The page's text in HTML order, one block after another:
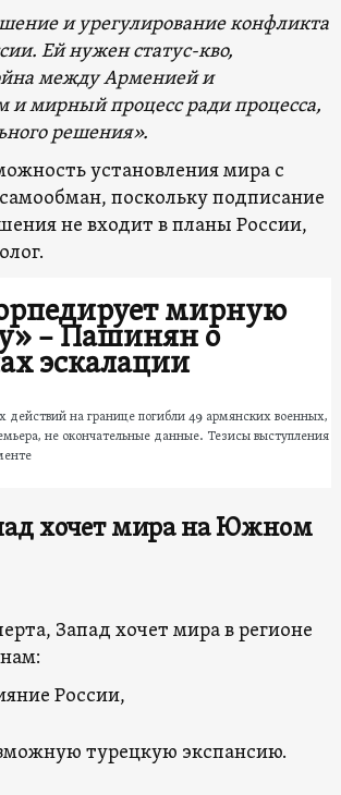
и урегулирование конфликта
Ей нужен статус-кво,
между Арменией и
и мирный процесс ради процесса,
решения».
установления мира с
поскольку подписание
не входит в планы России,
мирную
– Пашинян о
эскалации
действий на границе погибли 49 армянских военных,
не окончательные данные. Тезисы выступления
хочет мира на Южном
Запад хочет мира в регионе
России,
турецкую экспансию.